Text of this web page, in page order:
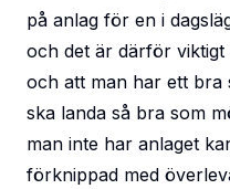
på anlag för en i
och det är därför viktigt
och att man har ett bra
ska landa så bra som
man inte har anlaget
förknippad med